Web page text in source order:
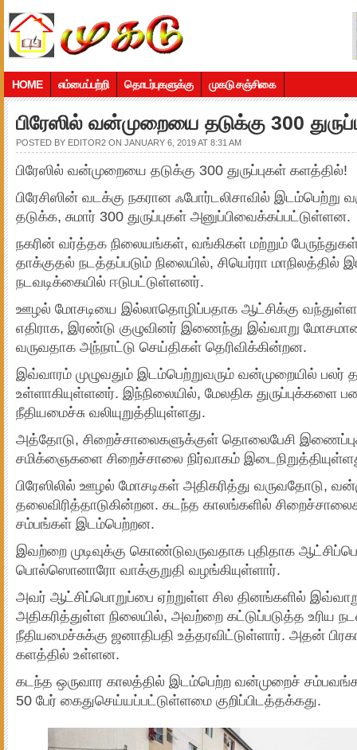
HOME எம்மைப்பற்றி தொடர்புகளுக்கு முகடு சஞ்சிகை
பிரேஸில் வன்முறையை தடுக்கு 300
POSTED BY EDITOR2 ON JANUARY 6, 2019 AT 8:31 AM
பிரேஸில் வன்முறையை தடுக்கு 300 துருப்புகள் களத்தில்!
பிரேசிஸின் வடக்கு நகரான ஃபோர்டலிசாவில் இடம்பெற்று
தடுக்க, சுமார் 300 துருப்புகள் அனுப்பிவைக்கப்பட்டுள்ளன.
நகரின் வர்த்தக நிலையங்கள், வங்கிகள் மற்றும்
தாக்குதல் நடத்தப்படும் நிலையில், சியெர்ரா மாநிலத்தில்
நடவடிக்கையில் ஈடுபட்டுள்ளனர்.
ஊழல் மோசடியை இல்லாதொழிப்பதாக ஆட்சிக்கு வந்துள்ள
எதிராக, இரண்டு குழுவினர் இணைந்து இவ்வாறு
வருவதாக அந்நாட்டு செய்திகள் தெரிவிக்கின்றன.
இவ்வாரம் முழுவதும் இடம்பெற்றுவரும் வன்முறையில் பலர்
உள்ளாகியுள்ளனர். இந்நிலையில், மேலதிக துருப்புக்களை
நீதியமைச்சு வலியுறுத்தியுள்ளது.
அத்தோடு, சிறைச்சாலைகளுக்குள் தொலைபேசி
சமிக்ஞைகளை சிறைச்சாலை நிர்வாகம்
பிரேஸிலில் ஊழல் மோசடிகள் அதிகரித்து வருவதோடு,
தலைவிரித்தாடுகின்றன. கடந்த காலங்களில்
சம்பங்கள் இடம்பெற்றன.
இவற்றை முடிவுக்கு கொண்டுவருவதாக புதிதாக
பொல்ஸொனாரோ வாக்குறுதி வழங்கியுள்ளார்.
அவர் ஆட்சிப்பொறுப்பை ஏற்றுள்ள சில தினங்களில்
அதிகரித்துள்ள நிலையில், அவற்றை கட்டுப்படுத்த உரிய
நீதியமைச்சுக்கு ஜனாதிபதி உத்தரவிட்டுள்ளார். அதன்
களத்தில் உள்ளன.
கடந்த ஒருவார காலத்தில் இடம்பெற்ற வன்முறைச்
50 பேர் கைதுசெய்யப்பட்டுள்ளமை குறிப்பிடத்தக்கது.